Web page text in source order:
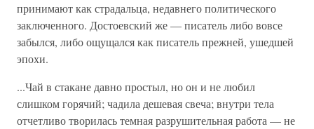
принимают как страдальца, недавнего политического
заключенного. Достоевский же — писатель либо вовсе
забылся, либо ощущался как писатель прежней, ушедшей
эпохи.
...Чай в стакане давно простыл, но он и не любил
слишком горячий; чадила дешевая свеча; внутри тела
отчетливо творилась темная разрушительная работа — не